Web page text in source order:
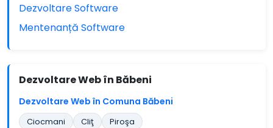
Dezvoltare Software
Mentenanță Software
Dezvoltare Web în Băbeni
Dezvoltare Web în Comuna Băbeni
Ciocmani Cliţ Piroşa